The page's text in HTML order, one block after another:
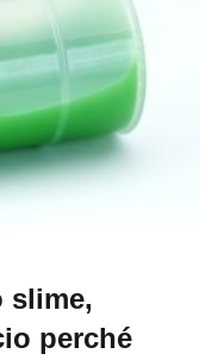
slime,
perché